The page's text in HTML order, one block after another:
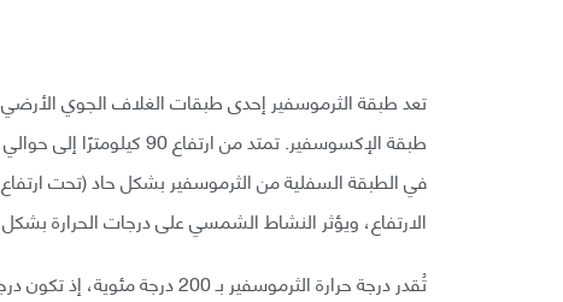
تعد طبقة الثرموسفير إحدى طبقات الغلاف الجوي
الارتفاع، ويؤثر النشاط الشمسي على درجات الحرارة
تُقدر درجة حرارة الثرموسفير بـ